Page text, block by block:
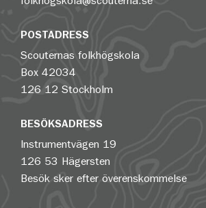
POSTADRESS
Scouternas folkhögskola
Box 42034
126 12 Stockholm
BESÖKSADRESS
Instrumentvägen 19
126 53 Hägersten
Besök sker efter överenskommelse